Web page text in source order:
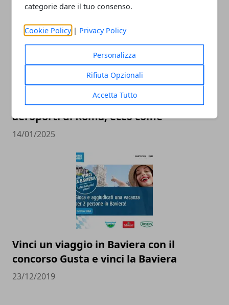
categorie dare il tuo consenso.
Cookie Policy | Privacy Policy
Personalizza
Rifiuta Opzionali
Accetta Tutto
Raggiungere Civitavecchia dagli
aeroporti di Roma, ecco come
14/01/2025
Vinci un viaggio in Baviera con il
concorso Gusta e vinci la Baviera
23/12/2019